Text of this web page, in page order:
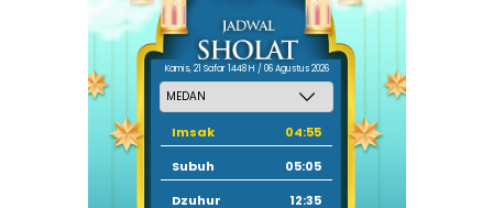
Kamis, 21 Safar 1448 H / 06 Agustus 2026
Imsak
04:55
Subuh
05:05
Dzuhur
12:35